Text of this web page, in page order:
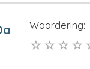
Waardering: